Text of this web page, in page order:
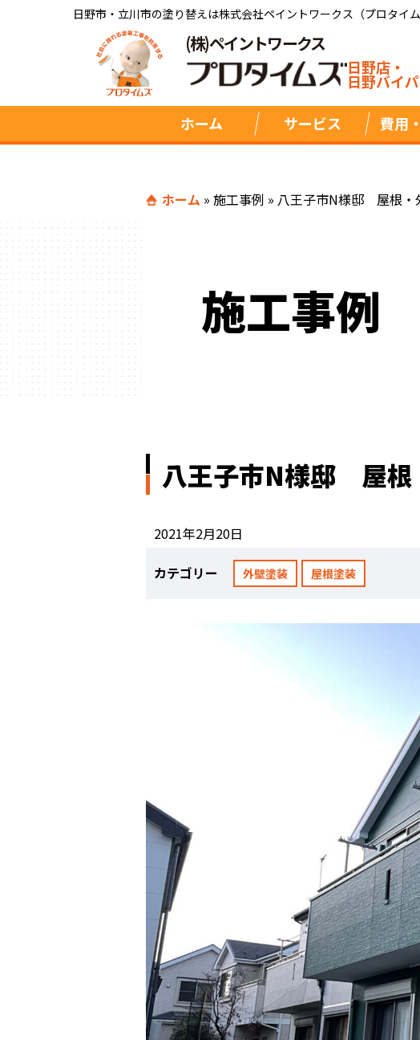
日野市・立川市の塗り替えは株式会社ペイントワークス（プロタイ
(株)ペイントワークス
日野店・
日野バイ
ホーム サービス 費用
ホーム » 施工事例 » 八王子市N様邸 屋根・
施工事例
八王子市N様邸 屋根
2021年2月20日
カテゴリー 外壁塗装 屋根塗装